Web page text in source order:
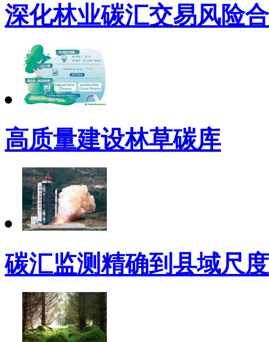
深化林业碳汇交易风险
高质量建设林草碳库
碳汇监测精确到县域尺